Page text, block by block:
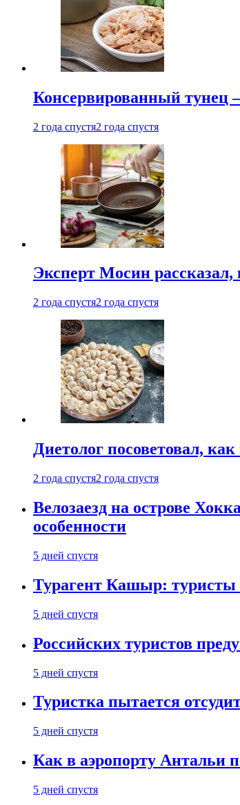
Консервированный тунец
2 года спустя2 года спустя
Эксперт Мосин рассказал,
2 года спустя2 года спустя
Диетолог посоветовал,
2 года спустя2 года спустя
Велозаезд на острове
особенности
5 дней спустя
Турагент Кашыр: туристы
5 дней спустя
Российских туристов
5 дней спустя
Туристка пытается
5 дней спустя
Как в аэропорту Антальи
5 дней спустя